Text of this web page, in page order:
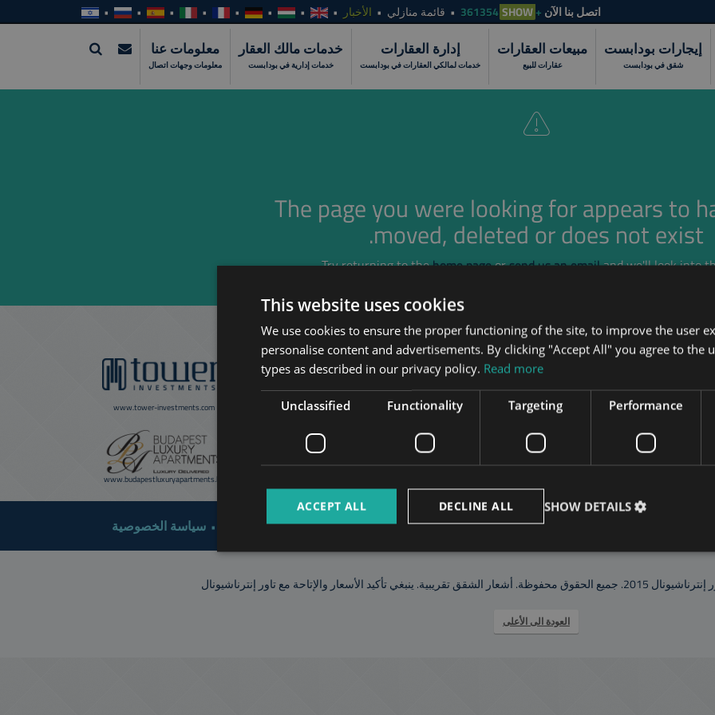
اتصل بنا الآن +361354
SHOW قائمة منازلي الأخبار
إيجارات بودابست
شقق في بودابست
مبيعات العقارات
عقارات للبيع
إدارة العقارات
خدمات لمالكي العقارات في بودابست
خدمات مالك العقار
خدمات إدارية في بودابست
معلومات عنا
معلومات وجهات اتصال
The page you were looking for appears to
moved, deleted or does not exist.
Try returning to thehome pageorsend us an emailand we'll look into
www.tower-investments.com www.towerassistance.com www.towerconsulting.hu www.mybudapesthome.com
www.budapestluxuryapartments.hu
شقق بودابست المحاسبة والعوائد الضريبية، خريطة الموقع سياسة الخصوصية
والإتاحة مع تاور إنترناشيونال
العودة الى الأعلى
This website uses cookies
We use cookies to ensure the proper functioning of the site, to improve the user
personalise content and advertisements. By clicking "Accept All" you agree to the
types as described in our privacy policy. Read more
Performance
Targeting
Functionality
Unclassified
ACCEPT ALL DECLINE ALL SHOW DETAILS